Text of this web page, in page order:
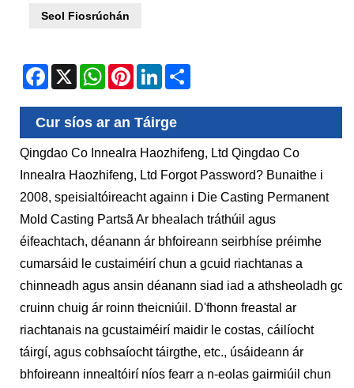
Seol Fiosrúchán
Facebook
X WhatsAppPinterestLinkedIn
Cur síos ar an Táirge
Qingdao Co Innealra Haozhifeng, Ltd Qingdao Co
Innealra Haozhifeng, Ltd Forgot Password? Bunaithe i
2008, speisialtóireacht againn i Die Casting Permanent
Mold Casting Partsã Ar bhealach tráthúil agus
éifeachtach, déanann ár bhfoireann seirbhíse préimhe
cumarsáid le custaiméirí chun a gcuid riachtanas a
chinneadh agus ansin déanann siad iad a athsheoladh go
cruinn chuig ár roinn theicniúil. D'fhonn freastal ar
riachtanais na gcustaiméirí maidir le costas, cáilíocht
táirgí, agus cobhsaíocht táirgthe, etc., úsáideann ár
bhfoireann innealtóirí níos fearr a n-eolas gairmiúil chun